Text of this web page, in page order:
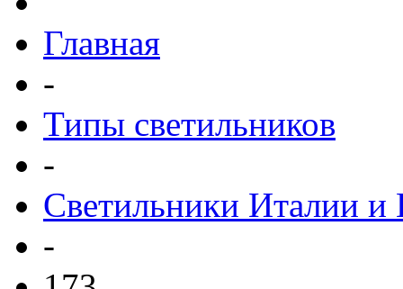
Главная
-
Типы светильников
-
Светильники Италии и
-